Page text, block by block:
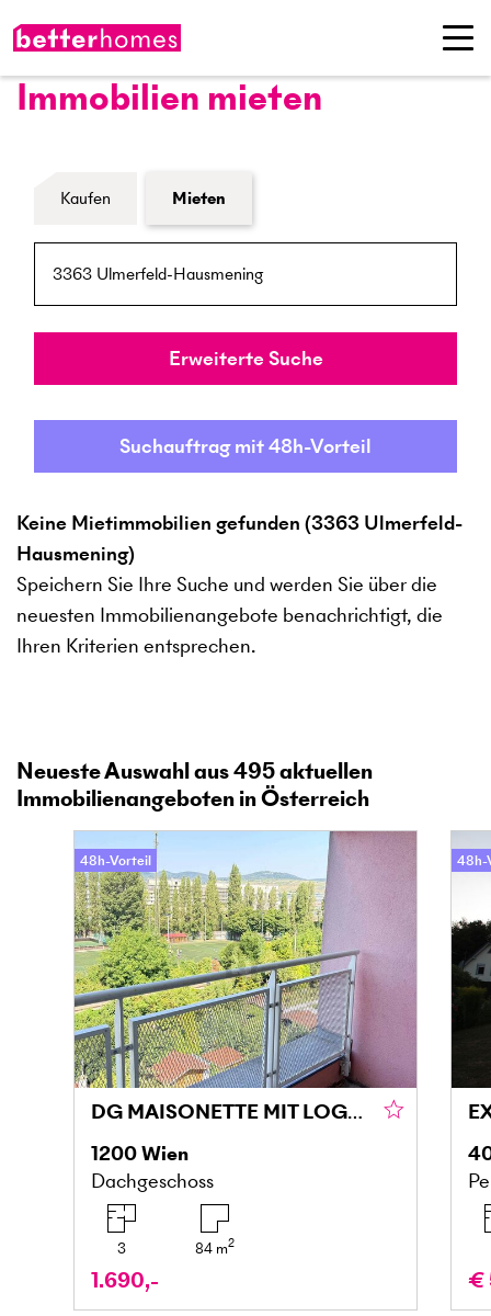
Immobilien mieten
Formular Immobiliensuche
Kaufen Mieten
Umkreis
Erweiterte Suche
Suchauftrag mit 48h-Vorteil
Keine Mietimmobilien gefunden (3363 Ulmerfeld-
Hausmening)
Speichern Sie Ihre Suche und werden Sie über die
neuesten Immobilienangebote benachrichtigt, die
Ihren Kriterien entsprechen.
Neueste Auswahl aus495aktuellen
Immobilienangeboten in Österreich
48h-Vorteil
DG MAISONETTE MIT LOGGIA UND GRÜNBLICK IN DONAU NÄHE
1200Wien
Dachgeschoss
3 84m2
1.690,-
48h-
€